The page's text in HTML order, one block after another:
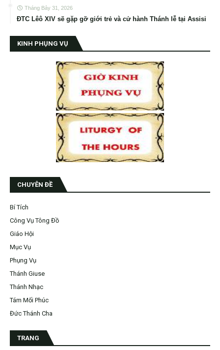
Tháng Bảy 31, 2026
ĐTC Lêô XIV sẽ gặp gỡ giới trẻ và cử hành Thánh lễ tại Assisi
KINH PHỤNG VỤ
CHUYÊN ĐỀ
Bí Tích
Công Vụ Tông Đồ
Giáo Hội
Mục Vụ
Phụng Vụ
Thánh Giuse
Thánh Nhạc
Tám Mối Phúc
Đức Thánh Cha
TRANG